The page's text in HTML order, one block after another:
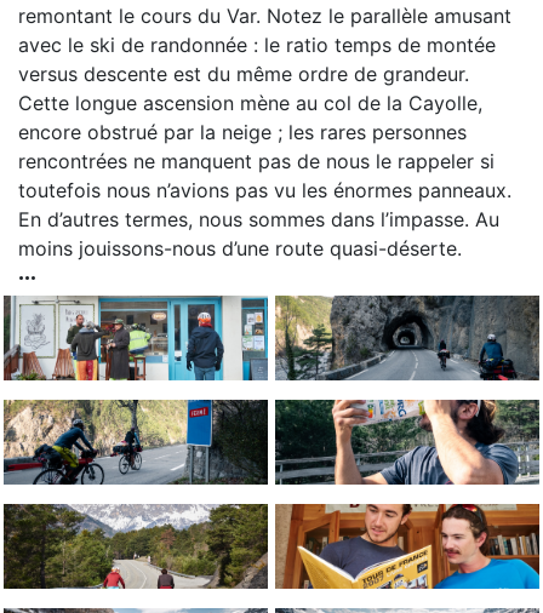
remontant le cours du Var. Notez le parallèle amusant
avec le ski de randonnée : le ratio temps de montée
versus descente est du même ordre de grandeur.
Cette longue ascension mène au col de la Cayolle,
encore obstrué par la neige ; les rares personnes
rencontrées ne manquent pas de nous le rappeler si
toutefois nous n’avions pas vu les énormes panneaux.
En d’autres termes, nous sommes dans l’impasse. Au
moins jouissons-nous d’une route quasi-déserte.